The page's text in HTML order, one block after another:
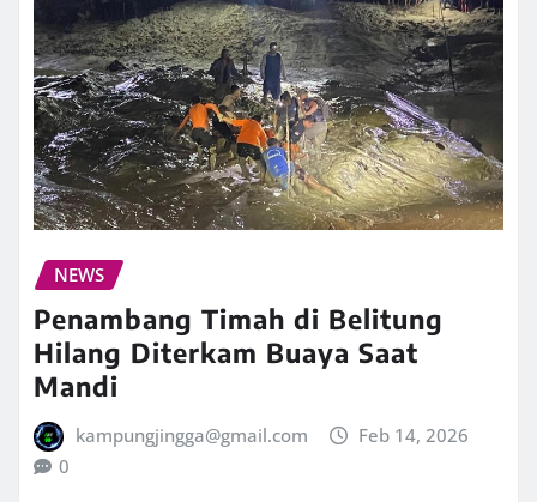
NEWS
Penambang Timah di Belitung
Hilang Diterkam Buaya Saat
Mandi
kampungjingga@gmail.com
Feb 14, 2026
0